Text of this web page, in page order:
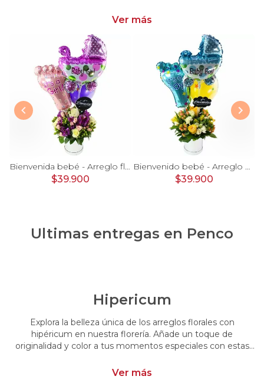
Ver más
Bienvenida bebé - Arreglo floral con globos, rosas blanci, minirosas rosado, astromelias morado e hypericum
$39.900
Bienvenido bebé - Arreglo floral con globos, rosas amarillo, minirosas blanco, astromelias e hypericum
$39.900
Ultimas entregas en Penco
Hipericum
Explora la belleza única de los arreglos florales con
hipéricum en nuestra florería. Añade un toque de
originalidad y color a tus momentos especiales con estas
y dale un toque distintivo y vibrante a tus emociones.
Ver más